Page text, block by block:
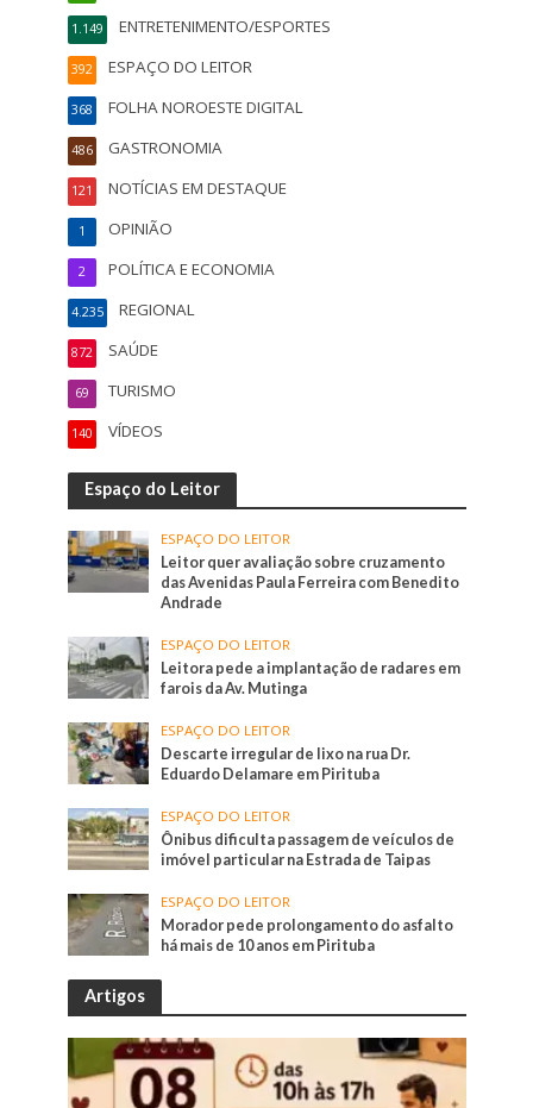
ENTRETENIMENTO/ESPORTES
1.149
ESPAÇO DO LEITOR
392
FOLHA NOROESTE DIGITAL
368
GASTRONOMIA
486
NOTÍCIAS EM DESTAQUE
121
OPINIÃO
1
POLÍTICA E ECONOMIA
2
REGIONAL
4.235
SAÚDE
872
TURISMO
69
VÍDEOS
140
Espaço do Leitor
ESPAÇO DO LEITOR
Leitor quer avaliação sobre cruzamento
das Avenidas Paula Ferreira com Benedito
Andrade
ESPAÇO DO LEITOR
Leitora pede a implantação de radares em
farois da Av. Mutinga
ESPAÇO DO LEITOR
Descarte irregular de lixo na rua Dr.
Eduardo Delamare em Pirituba
ESPAÇO DO LEITOR
Ônibus dificulta passagem de veículos de
imóvel particular na Estrada de Taipas
ESPAÇO DO LEITOR
Morador pede prolongamento do asfalto
há mais de 10 anos em Pirituba
Artigos